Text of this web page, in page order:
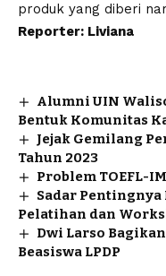
produk yang diberi
Reporter: Liviana
Alumni UIN
Bentuk Komunitas
Jejak Gemilang
Tahun 2023
Problem TOEFL-
Sadar Pentingnya
Pelatihan dan
Dwi Larso
Beasiswa LPDP